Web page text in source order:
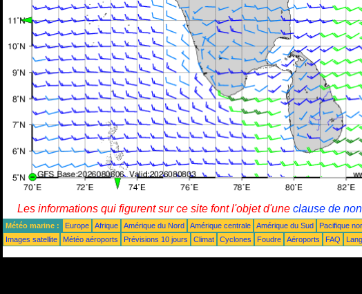
Les informations qui figurent sur ce site font l'objet d'une clause de
Météo marine : Europe Afrique Amérique du Nord Amérique centrale Amérique du Sud Pacifique
Images satellite
Météo aéroports Prévisions 10 jours Climat Cyclones Foudre Aéroports FAQ